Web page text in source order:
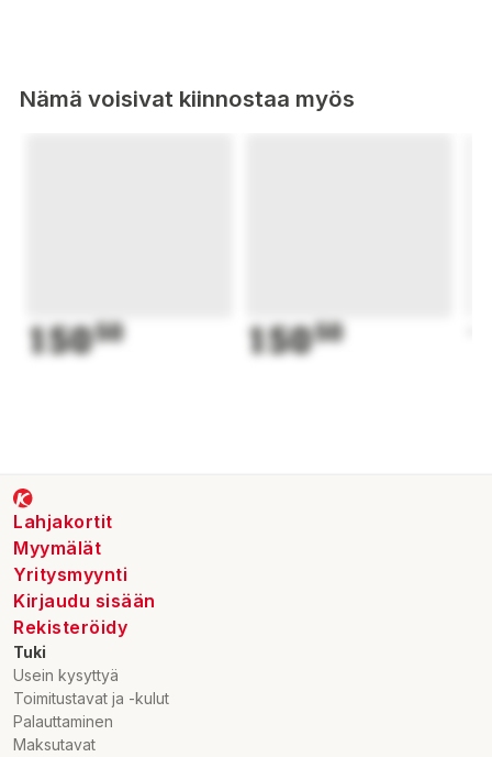
Nämä voisivat kiinnostaa myös
15050 15050
Lahjakortit
Myymälät
Yritysmyynti
Kirjaudu sisään
Rekisteröidy
Tuki
Usein kysyttyä
Toimitustavat ja -kulut
Palauttaminen
Maksutavat